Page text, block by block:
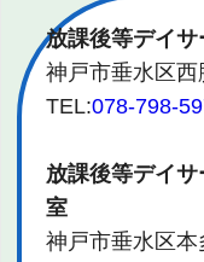
放課後等デイ
神戸市垂水区
TEL:078-798-
放課後等デイ
室
神戸市垂水区